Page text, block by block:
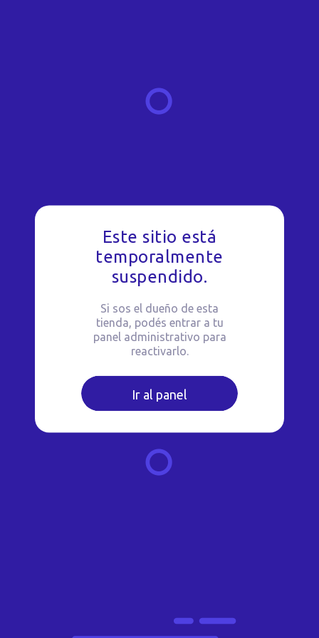
Este sitio está
temporalmente
suspendido.
Si sos el dueño de esta
tienda, podés entrar a tu
panel administrativo para
reactivarlo.
Ir al panel